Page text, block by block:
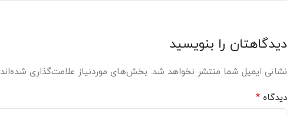
دیدگاهتان را بنویسید
نشانی ایمیل شما منتشر نخواهد شد. بخش‌های موردنیاز علامت‌گذاری شده‌اند
دیدگاه *